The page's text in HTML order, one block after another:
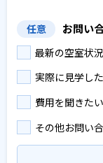
任意 お問い
最新の空室状
実際に見学し
費用を聞きたい
その他お問い